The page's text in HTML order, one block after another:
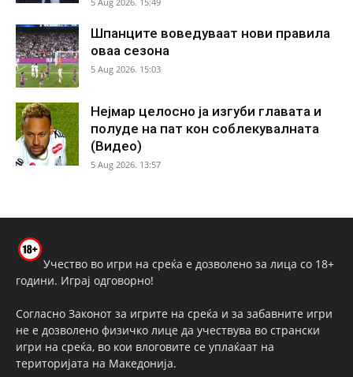
Шпанците воведуваат нови правила
оваа сезона
5 Aug 2026. 15:03
Нејмар целосно ја изгуби главата и
полуде на пат кон соблекувалната
(Видео)
5 Aug 2026. 13:57
Учество во игри на среќа е дозволено за лица со 18+
години. Играј одговорно!
Согласно Законот за игрите на среќа и за забавните игри
не е дозволено физичко лице да учествува во странски
игри на среќа, во кои влоговите се уплаќаат на
територијата на Македонија.